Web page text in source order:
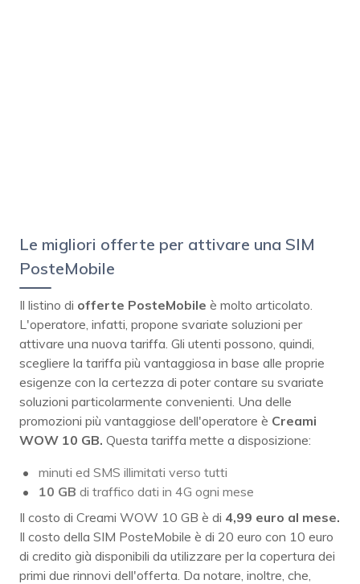
Le migliori offerte per attivare una SIM
PosteMobile
Il listino di offerte PosteMobile è molto articolato.
L'operatore, infatti, propone svariate soluzioni per
attivare una nuova tariffa. Gli utenti possono, quindi,
scegliere la tariffa più vantaggiosa in base alle proprie
esigenze con la certezza di poter contare su svariate
soluzioni particolarmente convenienti. Una delle
promozioni più vantaggiose dell'operatore è Creami
WOW 10 GB. Questa tariffa mette a disposizione:
minuti ed SMS illimitati verso tutti
10 GB di traffico dati in 4G ogni mese
Il costo di Creami WOW 10 GB è di 4,99 euro al mese.
Il costo della SIM PosteMobile è di 20 euro con 10 euro
di credito già disponibili da utilizzare per la copertura dei
primi due rinnovi dell'offerta. Da notare, inoltre, che,